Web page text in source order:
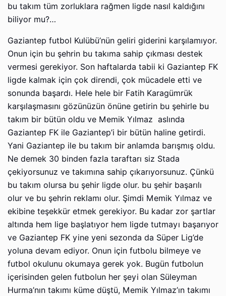
bu takım tüm zorluklara rağmen ligde nasıl kaldığını
biliyor mu?…
Gaziantep futbol Kulübü’nün geliri giderini karşılamıyor.
Onun için bu şehrin bu takıma sahip çıkması destek
vermesi gerekiyor. Son haftalarda tabii ki Gaziantep FK
ligde kalmak için çok direndi, çok mücadele etti ve
sonunda başardı. Hele hele bir Fatih Karagümrük
karşılaşmasını gözünüzün önüne getirin bu şehirle bu
takım bir bütün oldu ve Memik Yılmaz aslında
Gaziantep FK ile Gaziantep’i bir bütün haline getirdi.
Yani Gaziantep ile bu takım bir anlamda barışmış oldu.
Ne demek 30 binden fazla taraftarı siz Stada
çekiyorsunuz ve takımına sahip çıkarıyorsunuz. Çünkü
bu takım olursa bu şehir ligde olur. bu şehir başarılı
olur ve bu şehrin reklamı olur. Şimdi Memik Yılmaz ve
ekibine teşekkür etmek gerekiyor. Bu kadar zor şartlar
altında hem lige başlatıyor hem ligde tutmayı başarıyor
ve Gaziantep FK yine yeni sezonda da Süper Lig’de
yoluna devam ediyor. Onun için futbolu bilmeye ve
futbol okulunu okumaya gerek yok. Bugün futbolun
içerisinden gelen futbolun her şeyi olan Süleyman
Hurma’nın takımı küme düştü, Memik Yılmaz’ın takımı